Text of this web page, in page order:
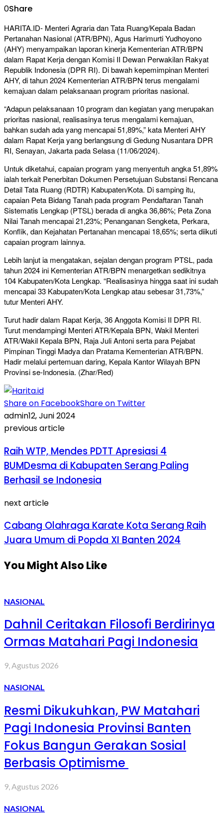
0Share
HARITA.ID- Menteri Agraria dan Tata Ruang/Kepala Badan
Pertanahan Nasional (ATR/BPN), Agus Harimurti Yudhoyono
(AHY) menyampaikan laporan kinerja Kementerian ATR/BPN
dalam Rapat Kerja dengan Komisi II Dewan Perwakilan Rakyat
Republik Indonesia (DPR RI). Di bawah kepemimpinan Menteri
AHY, di tahun 2024 Kementerian ATR/BPN terus mengalami
kemajuan dalam pelaksanaan program prioritas nasional.
“Adapun pelaksanaan 10 program dan kegiatan yang merupakan
prioritas nasional, realisasinya terus mengalami kemajuan,
bahkan sudah ada yang mencapai 51,89%,” kata Menteri AHY
dalam Rapat Kerja yang berlangsung di Gedung Nusantara DPR
RI, Senayan, Jakarta pada Selasa (11/06/2024).
Untuk diketahui, capaian program yang menyentuh angka 51,89%
ialah terkait Penerbitan Dokumen Persetujuan Substansi Rencana
Detail Tata Ruang (RDTR) Kabupaten/Kota. Di samping itu,
capaian Peta Bidang Tanah pada program Pendaftaran Tanah
Sistematis Lengkap (PTSL) berada di angka 36,86%; Peta Zona
Nilai Tanah mencapai 21,23%; Penanganan Sengketa, Perkara,
Konflik, dan Kejahatan Pertanahan mencapai 18,65%; serta diikuti
capaian program lainnya.
Lebih lanjut ia mengatakan, sejalan dengan program PTSL, pada
tahun 2024 ini Kementerian ATR/BPN menargetkan sedikitnya
104 Kabupaten/Kota Lengkap. “Realisasinya hingga saat ini sudah
mencapai 33 Kabupaten/Kota Lengkap atau sebesar 31,73%,”
tutur Menteri AHY.
Turut hadir dalam Rapat Kerja, 36 Anggota Komisi II DPR RI.
Turut mendampingi Menteri ATR/Kepala BPN, Wakil Menteri
ATR/Wakil Kepala BPN, Raja Juli Antoni serta para Pejabat
Pimpinan Tinggi Madya dan Pratama Kementerian ATR/BPN.
Hadir melalui pertemuan daring, Kepala Kantor Wilayah BPN
Provinsi se-Indonesia. (Zhar/Red)
Share on FacebookShare on Twitter
admin12, Juni 2024
previous article
Raih WTP, Mendes PDTT Apresiasi 4
BUMDesma di Kabupaten Serang Paling
Berhasil se Indonesia
next article
Cabang Olahraga Karate Kota Serang Raih
Juara Umum di Popda XI Banten 2024
You Might Also Like
NASIONAL
Dahnil Ceritakan Filosofi Berdirinya
Ormas Matahari Pagi Indonesia
9, Agustus 2026
NASIONAL
Resmi Dikukuhkan, PW Matahari
Pagi Indonesia Provinsi Banten
Fokus Bangun Gerakan Sosial
Berbasis Optimisme
9, Agustus 2026
NASIONAL